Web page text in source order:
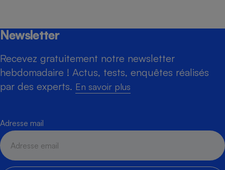
Newsletter
Recevez gratuitement notre newsletter
hebdomadaire ! Actus, tests, enquêtes réalisés
par des experts. En savoir plus
Adresse mail